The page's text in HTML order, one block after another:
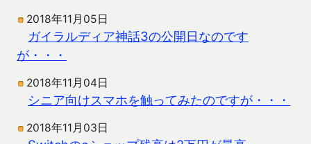
2018年11月05日
ガイラルディア神話3の公開日なのです
が・・・
2018年11月04日
シニア向けスマホを触ってみたのですが・・・
2018年11月03日